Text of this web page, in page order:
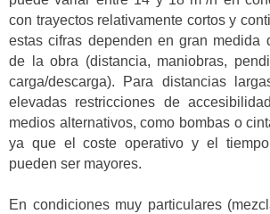
con trayectos relativamente cortos y
estas cifras dependen en gran medida
de la obra (distancia, maniobras,
carga/descarga). Para distancias
elevadas restricciones de
medios alternativos, como bombas o
ya que el coste operativo y el
pueden ser mayores.
En condiciones muy particulares